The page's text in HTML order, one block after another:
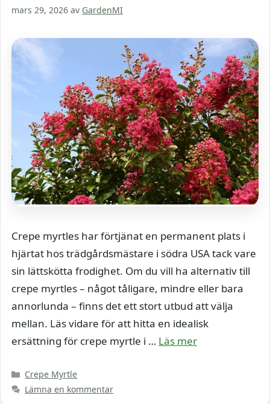
mars 29, 2026 av GardenMI
Crepe myrtles har förtjänat en permanent plats i
hjärtat hos trädgårdsmästare i södra USA tack vare
sin lättskötta frodighet. Om du vill ha alternativ till
crepe myrtles – något tåligare, mindre eller bara
annorlunda – finns det ett stort utbud att välja
mellan. Läs vidare för att hitta en idealisk
ersättning för crepe myrtle i … Läs mer
Kategorier
Crepe Myrtle
Lämna en kommentar